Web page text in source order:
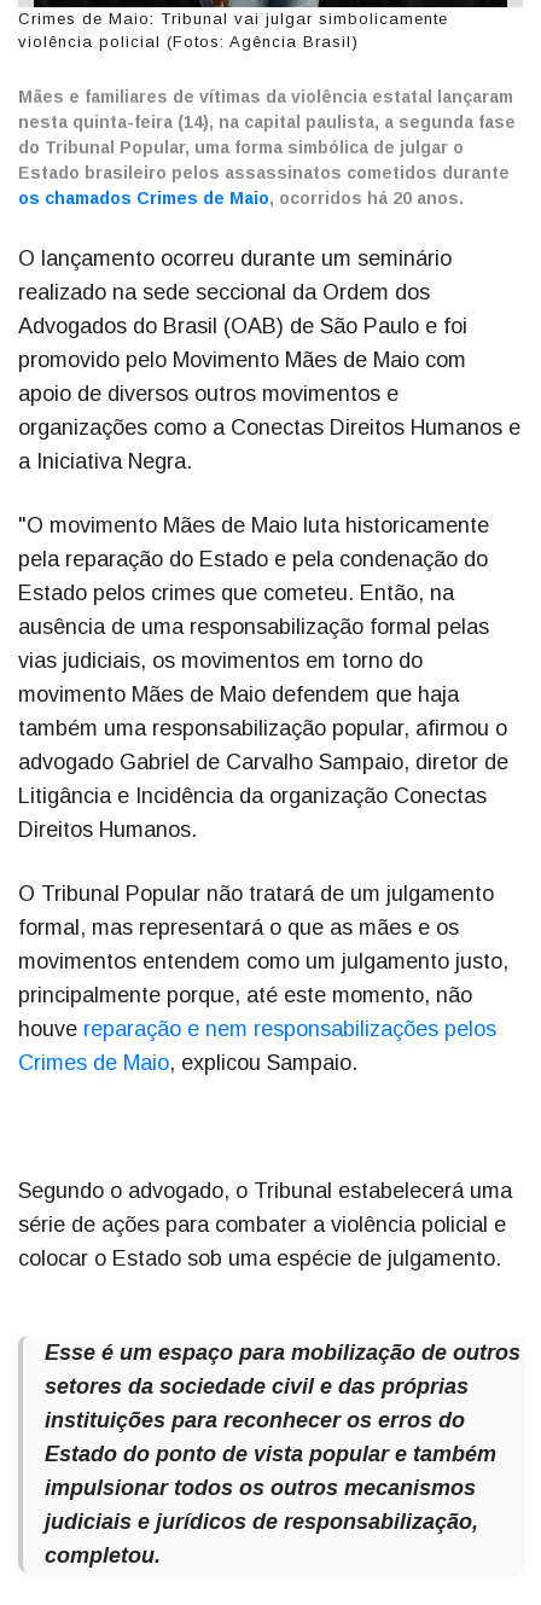
Crimes de Maio: Tribunal vai julgar simbolicamente
violência policial (Fotos: Agência Brasil)
Mães e familiares de vítimas da violência estatal lançaram
nesta quinta-feira (14), na capital paulista, a segunda fase
do Tribunal Popular, uma forma simbólica de julgar o
Estado brasileiro pelos assassinatos cometidos durante
os chamados Crimes de Maio, ocorridos há 20 anos.
O lançamento ocorreu durante um seminário
realizado na sede seccional da Ordem dos
Advogados do Brasil (OAB) de São Paulo e foi
promovido pelo Movimento Mães de Maio com
apoio de diversos outros movimentos e
organizações como a Conectas Direitos Humanos e
a Iniciativa Negra.
"O movimento Mães de Maio luta historicamente
pela reparação do Estado e pela condenação do
Estado pelos crimes que cometeu. Então, na
ausência de uma responsabilização formal pelas
vias judiciais, os movimentos em torno do
movimento Mães de Maio defendem que haja
também uma responsabilização popular, afirmou o
advogado Gabriel de Carvalho Sampaio, diretor de
Litigância e Incidência da organização Conectas
Direitos Humanos.
O Tribunal Popular não tratará de um julgamento
formal, mas representará o que as mães e os
movimentos entendem como um julgamento justo,
principalmente porque, até este momento, não
houve reparação e nem responsabilizações pelos
Crimes de Maio, explicou Sampaio.
Segundo o advogado, o Tribunal estabelecerá uma
série de ações para combater a violência policial e
colocar o Estado sob uma espécie de julgamento.
Esse é um espaço para mobilização de outros
setores da sociedade civil e das próprias
instituições para reconhecer os erros do
Estado do ponto de vista popular e também
impulsionar todos os outros mecanismos
judiciais e jurídicos de responsabilização,
completou.